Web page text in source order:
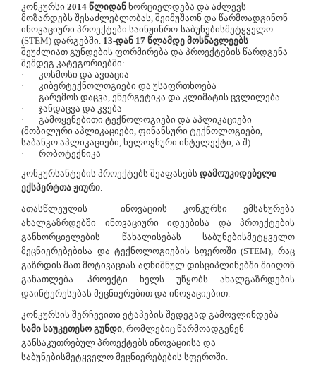
კონკურსი 2014 წლიდან ხორციელდება და აძლევს
მოზარდებს შესაძლებლობას, შეიმუშაონ და წარმოადგინონ
ინოვაციური პროექტები საინჟინრო-საბუნებისმეტყველო
(STEM) დარგებში. 13-დან 17 წლამდე მოსწავლეებს
შეუძლიათ გუნდების ფორმირება და პროექტების წარდგენა
შემდეგ კატეგორიებში:
·
კოსმოსი და ავიაცია
·
კიბერტექნოლოგიები და უსაფრთხოება
·
გარემოს დაცვა, ენერგეტიკა და კლიმატის ცვლილება
·
ჯანდაცვა და კვება
·
გამოყენებითი ტექნოლოგიები და აპლიკაციები
(მობილური აპლიკაციები, ფინანსური ტექნოლოგიები,
საბანკო აპლიკაციები, ხელოვნური ინტელექტი, ა.შ)
·
რობოტექნიკა
კონკურსანტების პროექტებს შეაფასებს დამოუკიდებელი
ექსპერტთა ჟიური.
ათასწლეულის
ინოვაციის კონკურსი ემსახურება
ახალგაზრდებში ინოვაციური იდეებისა და პროექტების
განხორციელების წახალისებას საბუნებისმეტყველო
მეცნიერებებისა და ტექნოლოგიების სფეროში (STEM), რაც
გაზრდის მათ მოტივაციას აღნიშნულ დისციპლინებში მიიღონ
განათლება. პროექტი ხელს უწყობს ახალგაზრდების
დაინტერესებას მეცნიერებით და ინოვაციებით.
კონკურსის შერჩევითი ეტაპების შედეგად გამოვლინდება
სამი საუკეთესო გუნდი, რომლებიც წარმოადგენენ
განსაკუთრებულ პროექტებს ინოვაციისა და
საბუნებისმეტყველო მეცნიერებების სფეროში.